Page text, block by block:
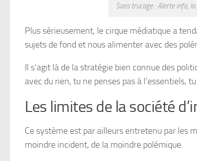
Sans trucage : Alerte info,
Plus sérieusement, le cirque médiatique a
sujets de fond et nous alimenter avec des
Il s’agit là de la stratégie bien connue des
avec du rien, tu ne penses pas à l’essentiels,
Les limites de la société
Ce système est par ailleurs entretenu par les
moindre incident, de la moindre polémique.